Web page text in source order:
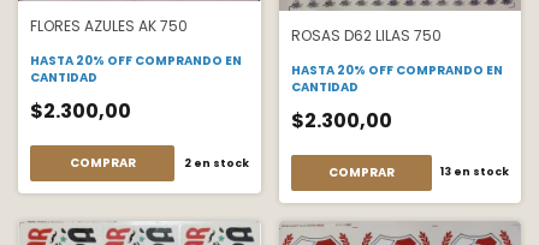
FLORES AZULES AK 750
HASTA 20% OFF COMPRANDO EN
CANTIDAD
$2.300,00
COMPRAR 2en stock
ROSAS D62 LILAS 750
HASTA 20% OFF COMPRANDO EN
CANTIDAD
$2.300,00
COMPRAR 13 en stock